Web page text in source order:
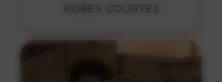
ROBES COURTES